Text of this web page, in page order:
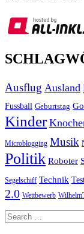
Ausflug Ausland
Fussball Geburtstag
Kinder
Microblogging Musik
Politik Roboter
Segelschiff Technik
2.0 Wettbewerb
for: